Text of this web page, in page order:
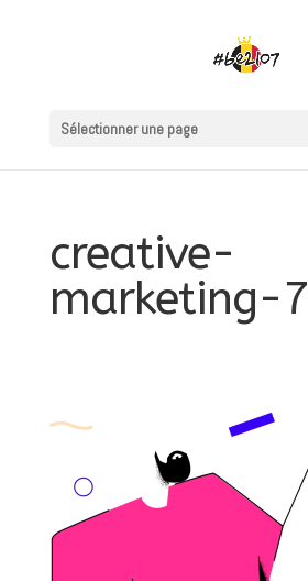
Sélectionner une page
creative-
marketing-7